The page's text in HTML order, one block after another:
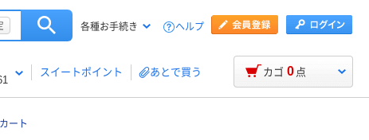
各種お手続き ヘルプ
スイートポイント あとで買う カゴ 0 点
ート